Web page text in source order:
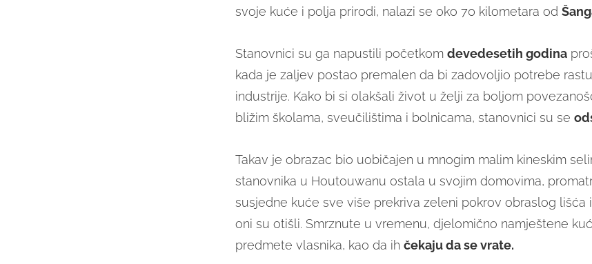
svoje kuće i polja prirodi, nalazi se oko 70 kilometara od
Stanovnici su ga napustili početkom devedesetih godina
kada je zaljev postao premalen da bi zadovoljio potrebe
industrije. Kako bi si olakšali život u želji za boljom
bližim školama, sveučilištima i bolnicama, stanovnici su se
Takav je obrazac bio uobičajen u mnogim malim kineskim
stanovnika u Houtouwanu ostala u svojim domovima,
susjedne kuće sve više prekriva zeleni pokrov obraslog lišća
oni su otišli. Smrznute u vremenu, djelomično namještene
predmete vlasnika, kao da ih čekaju da se vrate.